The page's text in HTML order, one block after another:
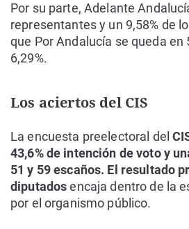
Por su parte, Adelante
representantes y un 9,58% de
que Por Andalucía se queda en
6,29%.
Los aciertos del CIS
La encuesta preelectoral del
43,6% de intención de voto y
51 y 59 escaños. El resultado
diputadosencaja dentro de la
por el organismo público.